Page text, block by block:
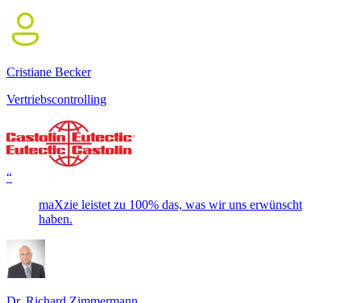
Cristiane Becker
Vertriebscontrolling
“
maXzie leistet zu 100% das, was wir uns erwünscht
haben.